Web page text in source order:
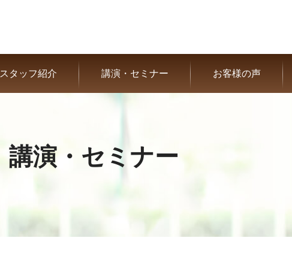
スタッフ紹介 講演・セミナー お客様の声
講演・セミナー